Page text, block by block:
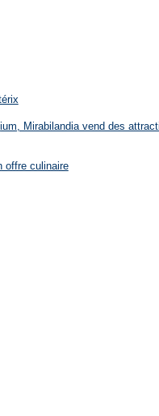
Mirabilandia vend des
offre culinaire